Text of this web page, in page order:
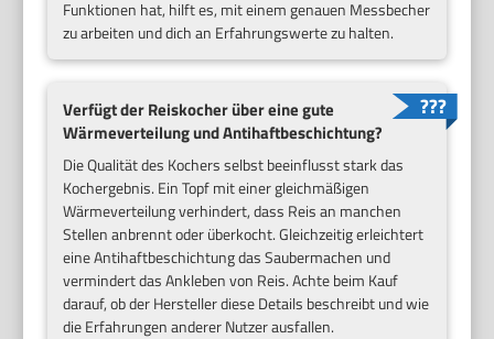
Funktionen hat, hilft es, mit einem genauen Messbecher
zu arbeiten und dich an Erfahrungswerte zu halten.
Verfügt der Reiskocher über eine gute
Wärmeverteilung und Antihaftbeschichtung?
Die Qualität des Kochers selbst beeinflusst stark das
Kochergebnis. Ein Topf mit einer gleichmäßigen
Wärmeverteilung verhindert, dass Reis an manchen
Stellen anbrennt oder überkocht. Gleichzeitig erleichtert
eine Antihaftbeschichtung das Saubermachen und
vermindert das Ankleben von Reis. Achte beim Kauf
darauf, ob der Hersteller diese Details beschreibt und wie
die Erfahrungen anderer Nutzer ausfallen.